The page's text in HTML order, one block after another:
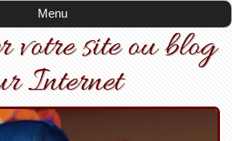
Menu
votre site ou blog
Internet